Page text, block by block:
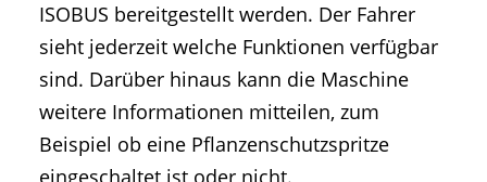
ISOBUS bereitgestellt werden. Der Fahrer
sieht jederzeit welche Funktionen verfügbar
sind. Darüber hinaus kann die Maschine
weitere Informationen mitteilen, zum
Beispiel ob eine Pflanzenschutzspritze